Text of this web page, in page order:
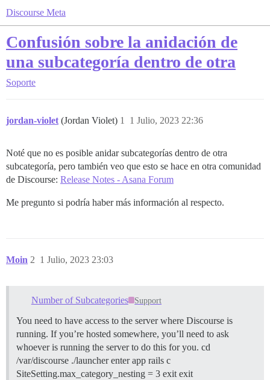
Discourse Meta
Confusión sobre la anidación de
una subcategoría dentro de otra
Soporte
jordan-violet (Jordan Violet) 1 Julio, 2023 22:36
1
Noté que no es posible anidar subcategorías dentro de otra
subcategoría, pero también veo que esto se hace en otra comunidad
de Discourse: Release Notes - Asana Forum
Me pregunto si podría haber más información al respecto.
Moin 1 Julio, 2023 23:03
2
Number of Subcategories Support
You need to have access to the server where Discourse is
running. If you’re hosted somewhere, you’ll need to ask
whoever is running the server to do this for you. cd
/var/discourse ./launcher enter app rails c
SiteSetting.max_category_nesting = 3 exit exit